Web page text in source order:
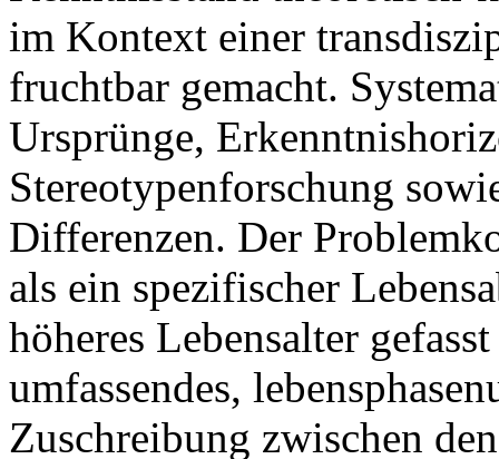
im Kontext einer
fruchtbar gemacht.
Ursprünge,
Stereotypenforschung
Differenzen. Der
als ein spezifischer
höheres Lebensalter
umfassendes,
Zuschreibung zwischen